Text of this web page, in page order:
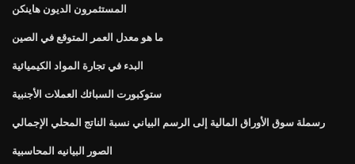
المستثمرون الديون هاينكن
ما هو معدل العمر المتوقع في الصين
البدء في تجارة المواد الكيميائية
ستوكبورت السبائك العملات الأجنبية
رسملة سوق الأوراق المالية إلى الرسم البياني نسبة الناتج المحلي الإجمالي
الصور البيانيه المحاسبية